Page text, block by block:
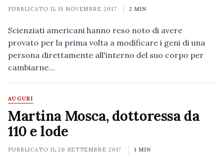
PUBBLICATO IL15 NOVEMBRE 2017 2 MIN
Scienziati americani hanno reso noto di avere
provato per la prima volta a modificare i geni di una
persona direttamente all'interno del suo corpo per
cambiarne…
AUGURI
Martina Mosca, dottoressa da
110 e lode
PUBBLICATO IL26 SETTEMBRE 2017 1 MIN